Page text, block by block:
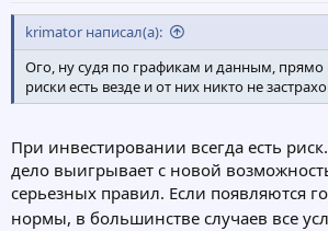
krimator написал(а):
Ого, ну судя по графикам и данным, прямо
риски есть везде и от них никто не
При инвестировании всегда есть
дело выигрывает с новой
серьезных правил. Если появляются
нормы, в большинстве случаев все